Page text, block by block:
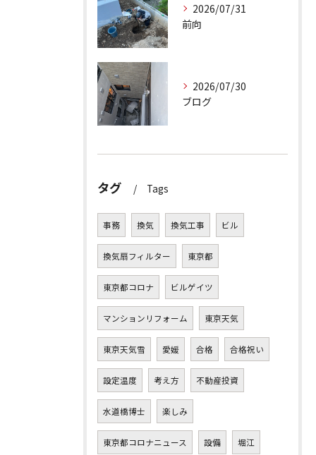
2026/07/31
前向
2026/07/30
ブログ
タグ Tags
事務 換気 換気工事 ビル
換気扇フィルター 東京都
東京都コロナ ビルゲイツ
マンションリフォーム 東京天気
東京天気雪 愛媛 合格 合格祝い
設定温度 考え方 不動産投資
水道橋博士 楽しみ
東京都コロナニュース 設備 堀江